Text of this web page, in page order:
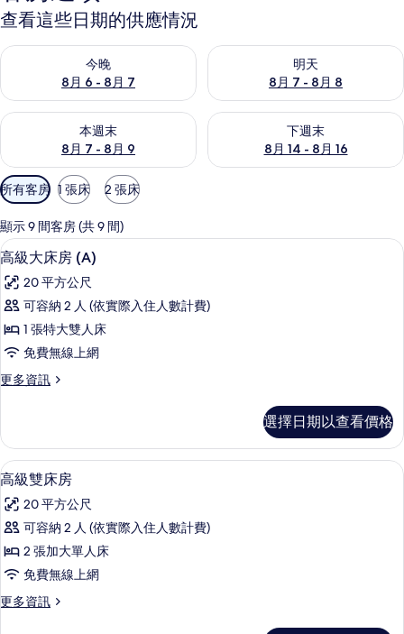
查看這些日期的供應情況
今晚
8月 6 - 8月 7
查看今晚 (8月 6 - 8月 7) 的供應情況
明天
8月 7 - 8月 8
查看明天 (8月 7 - 8月 8) 的供
本週末
8月 7 - 8月 9
查看本週末 (8月 7 - 8月 9) 的供應情況
下週末
8月 14 - 8月 16
查看下週末 (8月 14 - 8月 16)
可
用
的
客
房
篩
選
條
所有客房 1 張床 2 張床
顯示 9 間客房 (共 9 間)
顯
示
高
級
大
房
的
所
有
相
片
羽絨被、舒適加層、迷你吧、客房內保
6
高級大床房 (A)
20 平方公尺
可容納 2 人 (依實際入住人數計費)
1 張特大雙人床
免費無線上網
更多資訊
更
大
床
房
的
詳
選擇日期以查看價格
顯
示
高
級
雙
房
羽絨被、舒適加層、迷你吧、客房內保
6
高級雙床房
20 平方公尺
可容納 2 人 (依實際入住人數計費)
2 張加大單人床
免費無線上網
更多資訊
更